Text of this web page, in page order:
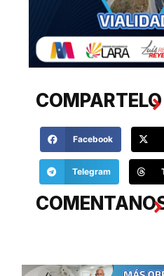
COMPARTELO
Facebook
Telegram